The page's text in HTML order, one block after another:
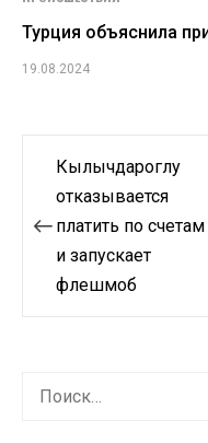
Турция объяснила
19.08.2024
Навигация
записям
Кылычдароглу
отказывается
платить по счетам
и запускает
флешмоб
Найти: